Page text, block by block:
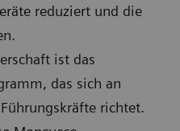
reduziert und die
ist das
das sich an
richtet.